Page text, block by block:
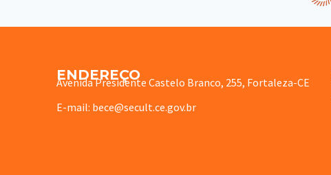
ENDEREÇO
Avenida Presidente Castelo Branco, 255, Fortaleza-CE
E-mail: bece@secult.ce.gov.br